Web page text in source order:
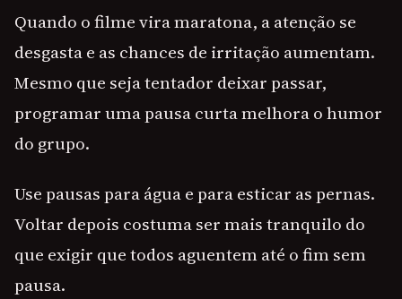
Quando o filme vira maratona, a atenção se
desgasta e as chances de irritação aumentam.
Mesmo que seja tentador deixar passar,
programar uma pausa curta melhora o humor
do grupo.
Use pausas para água e para esticar as pernas.
Voltar depois costuma ser mais tranquilo do
que exigir que todos aguentem até o fim sem
pausa.